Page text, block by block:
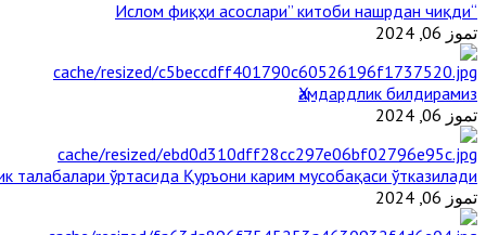
“Ислом фиқҳи асослари” китоби нашрдан чиқди
تموز 06, 2024
Ҳамдардлик билдирамиз
تموز 06, 2024
талабалари ўртасида Қуръони карим мусобақаси ўтказилади
تموز 06, 2024